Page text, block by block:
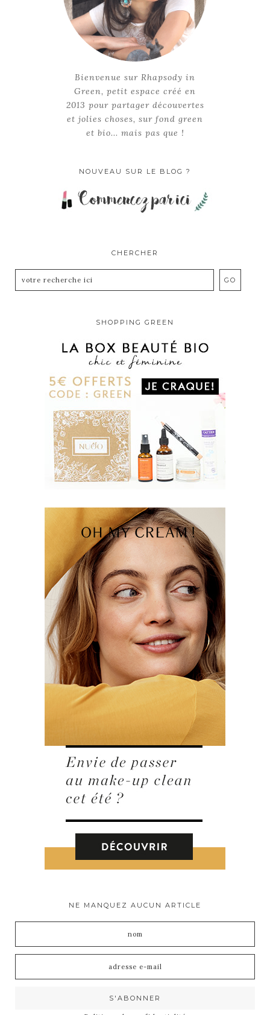
Bienvenue sur Rhapsody in
Green, petit espace créé en
2013 pour partager découvertes
et jolies choses, sur fond green
et bio... mais pas que !
NOUVEAU SUR LE BLOG ?
CHERCHER
SHOPPING GREEN
NE MANQUEZ AUCUN ARTICLE